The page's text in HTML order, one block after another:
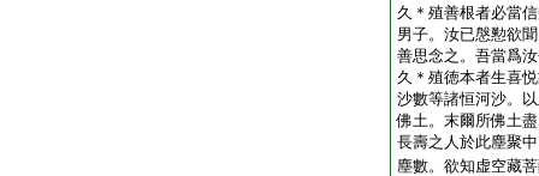
久＊殖善根者必當
男子。汝已慇懃欲
善思念之。吾當爲
久＊殖徳本者生喜
沙數等諸恒河沙。
佛土。末爾所佛土
長壽之人於此塵聚
塵數。欲知虚空藏